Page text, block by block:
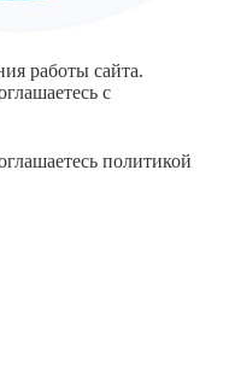
работы сайта.
с
политикой